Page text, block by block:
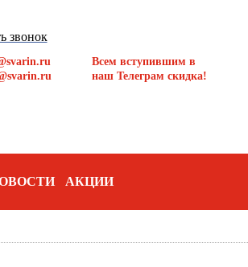
звонок
Всем вступившим в
наш Телеграм скидка!
АКЦИИ